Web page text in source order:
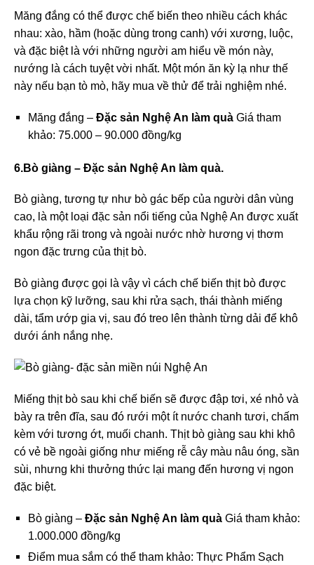
Măng đắng có thể được chế biến theo nhiều cách khác
nhau: xào, hầm (hoặc dùng trong canh) với xương, luộc,
và đặc biệt là với những người am hiểu về món này,
nướng là cách tuyệt vời nhất. Một món ăn kỳ lạ như thế
này nếu bạn tò mò, hãy mua về thử để trải nghiệm nhé.
Măng đắng – Đặc sản Nghệ An làm quà Giá tham
khảo: 75.000 – 90.000 đồng/kg
6.Bò giàng – Đặc sản Nghệ An làm quà.
Bò giàng, tương tự như bò gác bếp của người dân vùng
cao, là một loại đặc sản nổi tiếng của Nghệ An được xuất
khẩu rộng rãi trong và ngoài nước nhờ hương vị thơm
ngon đặc trưng của thịt bò.
Bò giàng được gọi là vậy vì cách chế biến thịt bò được
lựa chọn kỹ lưỡng, sau khi rửa sạch, thái thành miếng
dài, tẩm ướp gia vị, sau đó treo lên thành từng dải để khô
dưới ánh nắng nhẹ.
Miếng thịt bò sau khi chế biến sẽ được đập tơi, xé nhỏ và
bày ra trên đĩa, sau đó rưới một ít nước chanh tươi, chấm
kèm với tương ớt, muối chanh. Thịt bò giàng sau khi khô
có vẻ bề ngoài giống như miếng rễ cây màu nâu óng, sần
sùi, nhưng khi thưởng thức lại mang đến hương vị ngon
đặc biệt.
Bò giàng – Đặc sản Nghệ An làm quà Giá tham khảo:
1.000.000 đồng/kg
Điểm mua sắm có thể tham khảo: Thực Phẩm Sạch